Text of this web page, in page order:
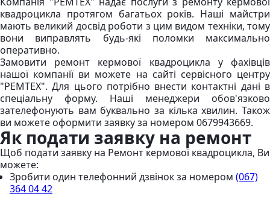
квадроцикла протягом багатьох років. Наші майстри
мають великий досвід роботи з цим видом техніки, тому
вони виправлять будь-які поломки максимально
оперативно.
Замовити ремонт кермової квадроцикла у фахівців
нашої компанії ви можете на сайті сервісного центру
"РЕМТЕХ". Для цього потрібно внести контактні дані в
спеціальну форму. Наші менеджери обов'язково
зателефонують вам буквально за кілька хвилин. Також
ви можете оформити заявку за номером 0679943669.
Як подати заявку на ремонт
Щоб подати заявку на Ремонт кермової квадроцикла, Ви
можете:
Зробити один телефонний дзвінокза номером (067)
364 04 42